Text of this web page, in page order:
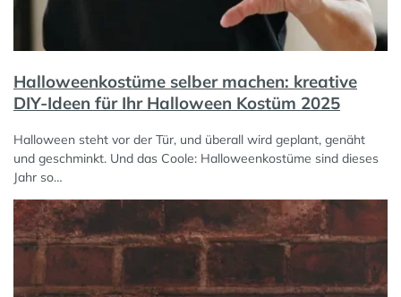
Halloweenkostüme selber machen: kreative
DIY-Ideen für Ihr Halloween Kostüm 2025
Halloween steht vor der Tür, und überall wird geplant, genäht
und geschminkt. Und das Coole: Halloweenkostüme sind dieses
Jahr so…